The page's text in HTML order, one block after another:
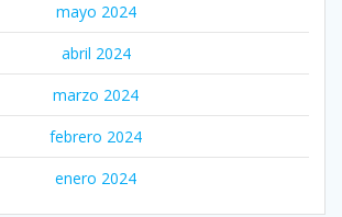
mayo 2024
abril 2024
marzo 2024
febrero 2024
enero 2024